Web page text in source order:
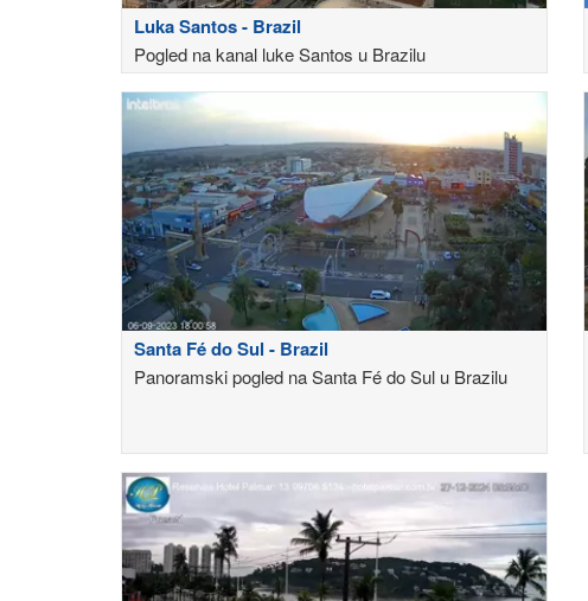
Luka Santos - Brazil
Pogled na kanal luke Santos u Brazilu
Santa Fé do Sul - Brazil
Panoramski pogled na Santa Fé do Sul u Brazilu